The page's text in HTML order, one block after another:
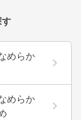
めらか
めらか